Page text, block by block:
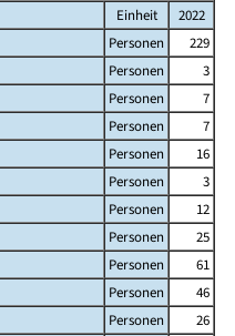
Einheit
2022
Personen
229
Personen
3
Personen
7
Personen
7
Personen
16
Personen
3
Personen
12
Personen
25
Personen
61
Personen
46
Personen
26